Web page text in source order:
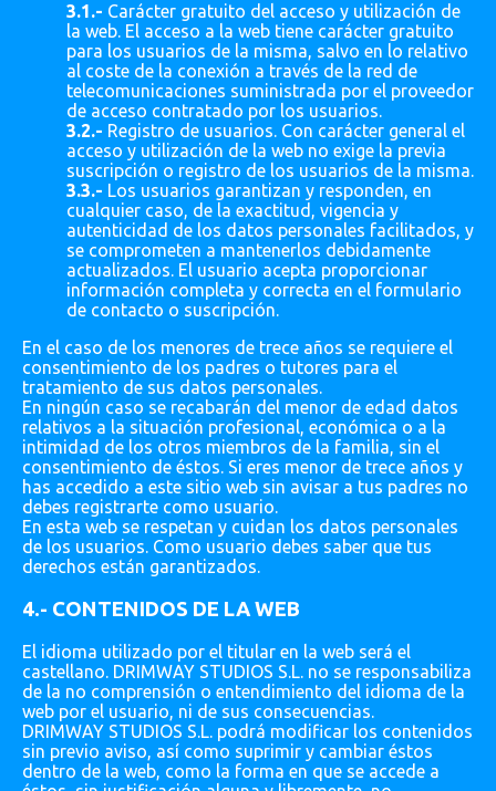
3.1.- Carácter gratuito del acceso y utilización de
la web. El acceso a la web tiene carácter gratuito
para los usuarios de la misma, salvo en lo relativo
al coste de la conexión a través de la red de
telecomunicaciones suministrada por el proveedor
de acceso contratado por los usuarios.
3.2.- Registro de usuarios. Con carácter general el
acceso y utilización de la web no exige la previa
suscripción o registro de los usuarios de la misma.
3.3.- Los usuarios garantizan y responden, en
cualquier caso, de la exactitud, vigencia y
autenticidad de los datos personales facilitados, y
se comprometen a mantenerlos debidamente
actualizados. El usuario acepta proporcionar
información completa y correcta en el formulario
de contacto o suscripción.
En el caso de los menores de trece años se requiere el
consentimiento de los padres o tutores para el
tratamiento de sus datos personales.
En ningún caso se recabarán del menor de edad datos
relativos a la situación profesional, económica o a la
intimidad de los otros miembros de la familia, sin el
consentimiento de éstos. Si eres menor de trece años y
has accedido a este sitio web sin avisar a tus padres no
debes registrarte como usuario.
En esta web se respetan y cuidan los datos personales
de los usuarios. Como usuario debes saber que tus
derechos están garantizados.
4.- CONTENIDOS DE LA WEB
El idioma utilizado por el titular en la web será el
castellano. DRIMWAY STUDIOS S.L. no se responsabiliza
de la no comprensión o entendimiento del idioma de la
web por el usuario, ni de sus consecuencias.
DRIMWAY STUDIOS S.L. podrá modificar los contenidos
sin previo aviso, así como suprimir y cambiar éstos
dentro de la web, como la forma en que se accede a